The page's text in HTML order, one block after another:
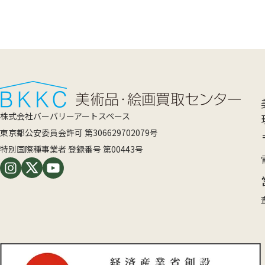
株式会社バーバリーアートスペース
東京都公安委員会許可 第306629702079号
特別国際種事業者 登録番号 第00443号